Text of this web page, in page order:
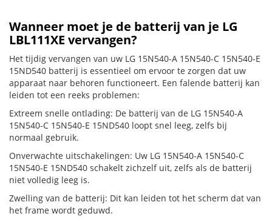
Wanneer moet je de batterij van je LG
LBL111XE vervangen?
Het tijdig vervangen van uw LG 15N540-A 15N540-C 15N540-E
15ND540 batterij is essentieel om ervoor te zorgen dat uw
apparaat naar behoren functioneert. Een falende batterij kan
leiden tot een reeks problemen:
Extreem snelle ontlading: De batterij van de LG 15N540-A
15N540-C 15N540-E 15ND540 loopt snel leeg, zelfs bij
normaal gebruik.
Onverwachte uitschakelingen: Uw LG 15N540-A 15N540-C
15N540-E 15ND540 schakelt zichzelf uit, zelfs als de batterij
niet volledig leeg is.
Zwelling van de batterij: Dit kan leiden tot het scherm dat van
het frame wordt geduwd.